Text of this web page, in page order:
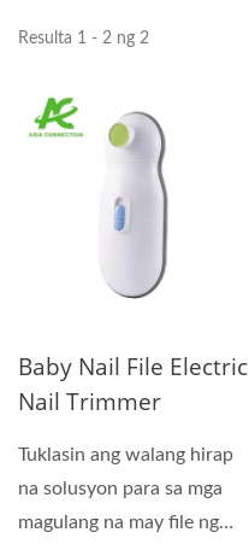
Resulta 1 - 2 ng 2
Baby Nail File Electric
Nail Trimmer
Tuklasin ang walang hirap
na solusyon para sa mga
magulang na may file ng